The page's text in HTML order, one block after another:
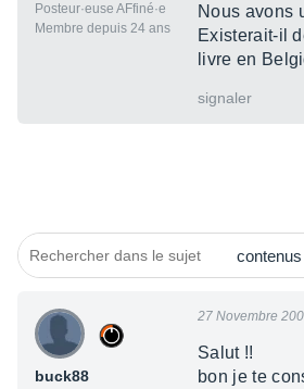
Posteur·euse AFfiné·e
Membre depuis 24 ans
Nous avons
Existerait-il
livre en
signaler
buck88
27 Novembre
Salut !!
bon je te